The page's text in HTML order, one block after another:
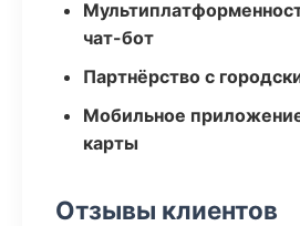
чат-бот
Партнёрство с
Мобильное
карты
Отзывы клиентов